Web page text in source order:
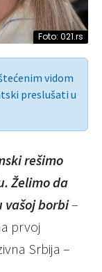
Foto: 021.rs
vidom
preslušati u
rešimo
Želimo da
vašoj borbi–
prvoj
Srbija –